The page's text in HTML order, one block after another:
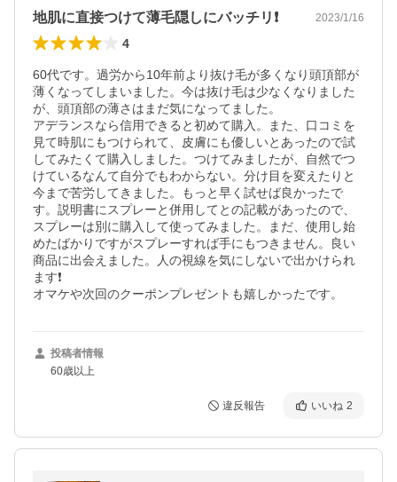
地肌に直接つけて薄毛隠しにバッチリ❗️ 2023/1/16
4
60代です。過労から10年前より抜け毛が多くなり頭頂部が
薄くなってしまいました。今は抜け毛は少なくなりました
が、頭頂部の薄さはまだ気になってました。
アデランスなら信用できると初めて購入。また、口コミを
見て時肌にもつけられて、皮膚にも優しいとあったので試
してみたくて購入しました。つけてみましたが、自然でつ
けているなんて自分でもわからない。分け目を変えたりと
今まで苦労してきました。もっと早く試せば良かったで
す。説明書にスプレーと併用してとの記載があったので、
スプレーは別に購入して使ってみました。まだ、使用し始
めたばかりですがスプレーすれば手にもつきません。良い
商品に出会えました。人の視線を気にしないで出かけられ
ます❗️
オマケや次回のクーポンプレゼントも嬉しかったです。
投稿者情報
60歳以上
違反報告 いいね 2